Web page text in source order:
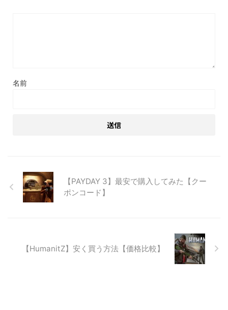
名前
【PAYDAY 3】最安で購入してみた【クー
ポンコード】
【HumanitZ】安く買う方法【価格比較】